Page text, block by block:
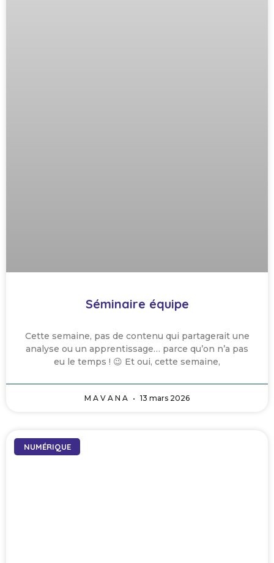
Séminaire équipe
Cette semaine, pas de contenu qui partagerait une
analyse ou un apprentissage… parce qu’on n’a pas
eu le temps ! 😉 Et oui, cette semaine,
M A V A N A 13 mars 2026
NUMÉRIQUE